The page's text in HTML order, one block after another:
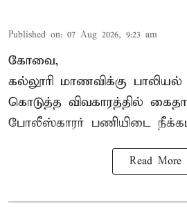
Published on: 07 Aug 2026, 9:23 am
கோவை,
கல்லூரி மாணவிக்கு
கொடுத்த விவகாரத்தில்
போலீஸ்காரர் பணியிடை
Read More